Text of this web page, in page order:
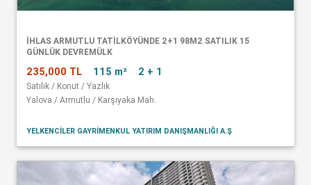
İHLAS ARMUTLU TATİLKÖYÜNDE 2+1 98M2 SATILIK 15
GÜNLÜK DEVREMÜLK
235,000 TL 115 m² 2 + 1
Satılık / Konut / Yazlık
Yalova / Armutlu / Karşıyaka Mah.
YELKENCİLER GAYRİMENKUL YATIRIM DANIŞMANLIĞI A.Ş